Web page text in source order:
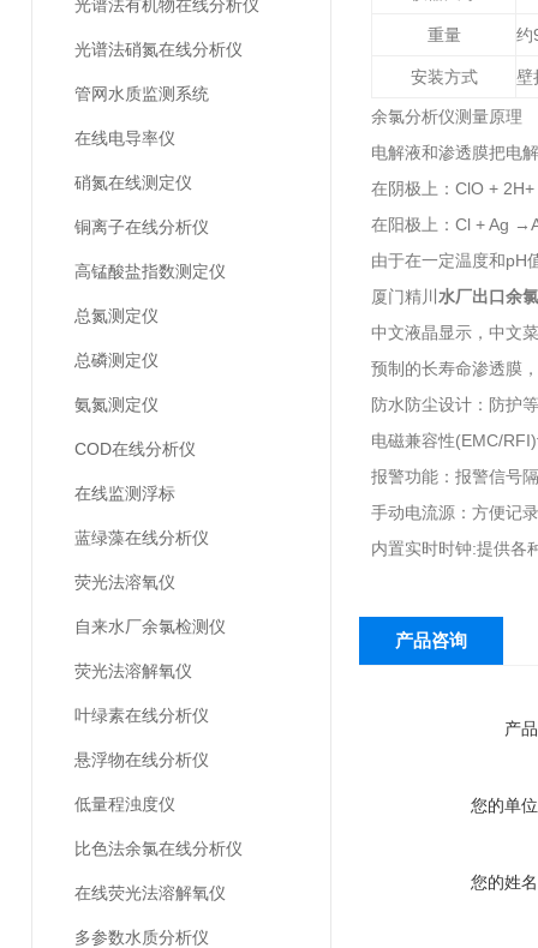
光谱法有机物在线分析仪
光谱法硝氮在线分析仪
管网水质监测系统
在线电导率仪
硝氮在线测定仪
铜离子在线分析仪
高锰酸盐指数测定仪
总氮测定仪
总磷测定仪
氨氮测定仪
COD在线分析仪
在线监测浮标
蓝绿藻在线分析仪
荧光法溶氧仪
自来水厂余氯检测仪
荧光法溶解氧仪
叶绿素在线分析仪
悬浮物在线分析仪
低量程浊度仪
比色法余氯在线分析仪
在线荧光法溶解氧仪
多参数水质分析仪
重量 约
安装方式 壁
余氯分析仪测量原理
电解液和渗透膜把电
在阴极上：ClO +
在阳极上：Cl + Ag
由于在一定温度和pH
厦门精川 水厂出口余
中文液晶显示，中文
预制的长寿命渗透膜
防水防尘设计：防护
电磁兼容性(EMC/
报警功能：报警信号
手动电流源：方便记
内置实时时钟:提供各
产品咨询
产
您的单
您的姓